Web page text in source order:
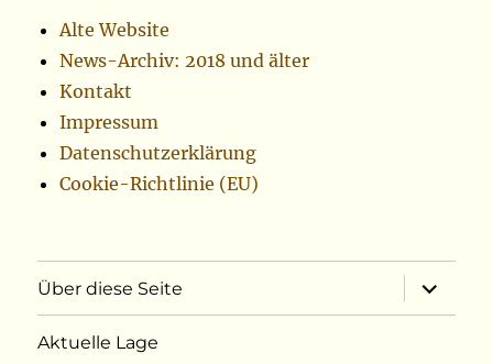
Alte Website
News-Archiv: 2018 und älter
Kontakt
Impressum
Datenschutzerklärung
Cookie-Richtlinie (EU)
Über diese Seite
öffnen
Aktuelle Lage